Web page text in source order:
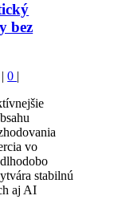
bez
|0 |
vo
stabilnú
aj AI